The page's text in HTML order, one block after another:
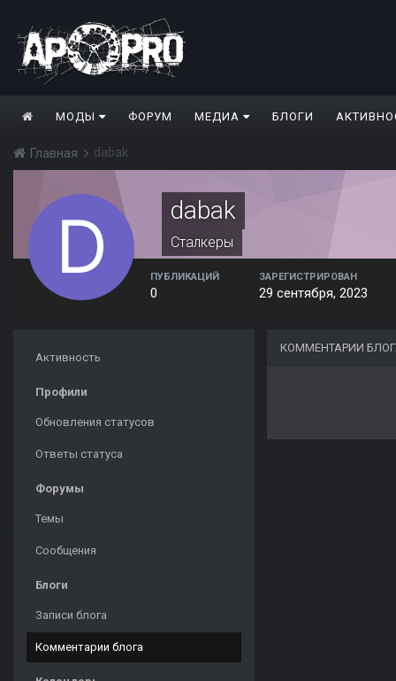
МОДЫ ФОРУМ МЕДИА БЛОГИ
Главная dabak
dabak
Сталкеры
ПУБЛИКАЦИЙ
0
ЗАРЕГИСТРИРОВАН
29 сентября, 2023
Активность
Профили
Обновления статусов
Ответы статуса
Форумы
Темы
Сообщения
Блоги
Записи блога
Комментарии блога
КОММЕНТАРИИ